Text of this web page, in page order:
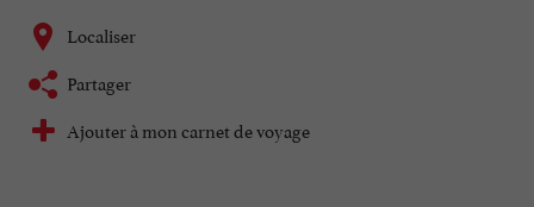
Localiser
Partager
Ajouter à mon carnet de voyage